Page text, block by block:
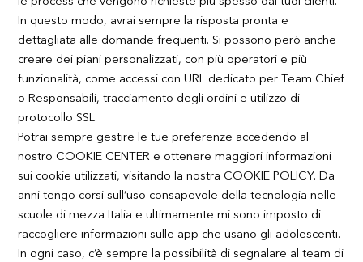
In questo modo, avrai sempre la risposta pronta e
dettagliata alle domande frequenti. Si possono però anche
creare dei piani personalizzati, con più operatori e più
funzionalità, come accessi con URL dedicato per Team Chief
o Responsabili, tracciamento degli ordini e utilizzo di
protocollo SSL.
Potrai sempre gestire le tue preferenze accedendo al
nostro COOKIE CENTER e ottenere maggiori informazioni
sui cookie utilizzati, visitando la nostra COOKIE POLICY. Da
anni tengo corsi sull’uso consapevole della tecnologia nelle
scuole di mezza Italia e ultimamente mi sono imposto di
raccogliere informazioni sulle app che usano gli adolescenti.
In ogni caso, c’è sempre la possibilità di segnalare al team di